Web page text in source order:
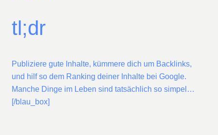
tl;dr
Publiziere gute Inhalte, kümmere dich um Backlinks,
und hilf so dem Ranking deiner Inhalte bei Google.
Manche Dinge im Leben sind tatsächlich so simpel…
[/blau_box]